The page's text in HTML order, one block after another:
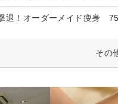
撃退！オーダーメイド痩
その